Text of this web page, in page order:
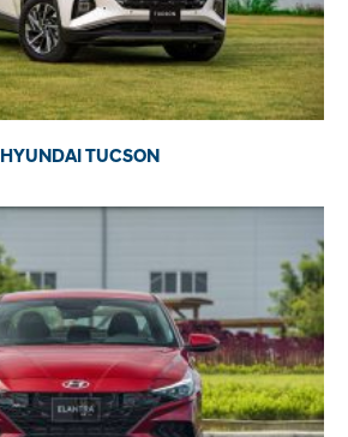
HYUNDAI TUCSON